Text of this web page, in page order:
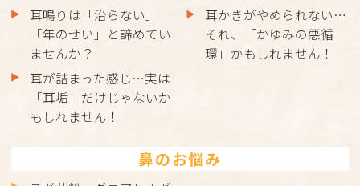
耳鳴りは「治らない」
「年のせい」と諦めてい
ませんか？
耳かきがやめられない…
それ、「かゆみの悪循
環」かもしれません！
耳が詰まった感じ…実は
「耳垢」だけじゃないか
もしれません！
鼻のお悩み